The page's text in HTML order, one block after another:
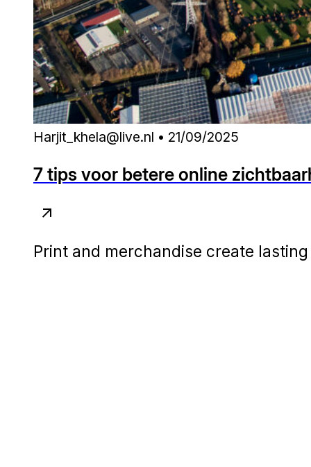
Harjit_khela@live.nl • 21/09/2025
7 tips voor betere online
Print and merchandise create